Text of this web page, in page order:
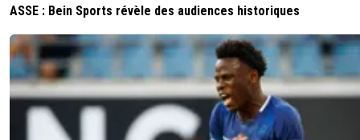
ASSE : Bein Sports révèle des audiences historiques